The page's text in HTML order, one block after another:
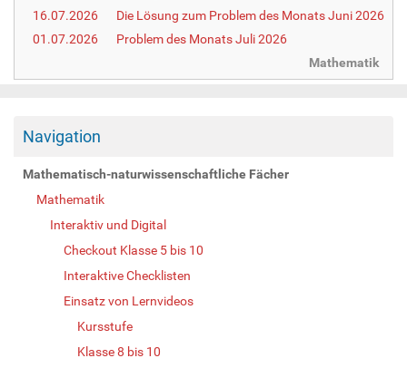
16.07.2026
Die Lösung zum Problem des Monats Juni 2026
01.07.2026
Problem des Monats Juli 2026
Mathematik
Navigation
Mathematisch-naturwissenschaftliche Fächer
Mathematik
Interaktiv und Digital
Checkout Klasse 5 bis 10
Interaktive Checklisten
Einsatz von Lernvideos
Kursstufe
Klasse 8 bis 10